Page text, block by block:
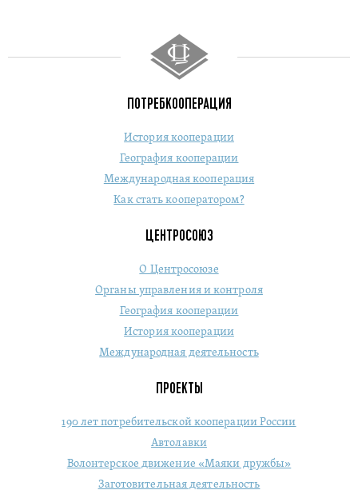
ПОТРЕБКООПЕРАЦИЯ
История кооперации
География кооперации
Международная кооперация
Как стать кооператором?
ЦЕНТРОСОЮЗ
О Центросоюзе
Органы управления и контроля
География кооперации
История кооперации
Международная деятельность
ПРОЕКТЫ
190 лет потребительской кооперации России
Автолавки
Волонтерское движение «Маяки дружбы»
Заготовительная деятельность